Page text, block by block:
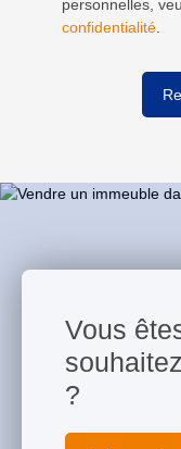
personnelles,
confidentialité.
Vous
?